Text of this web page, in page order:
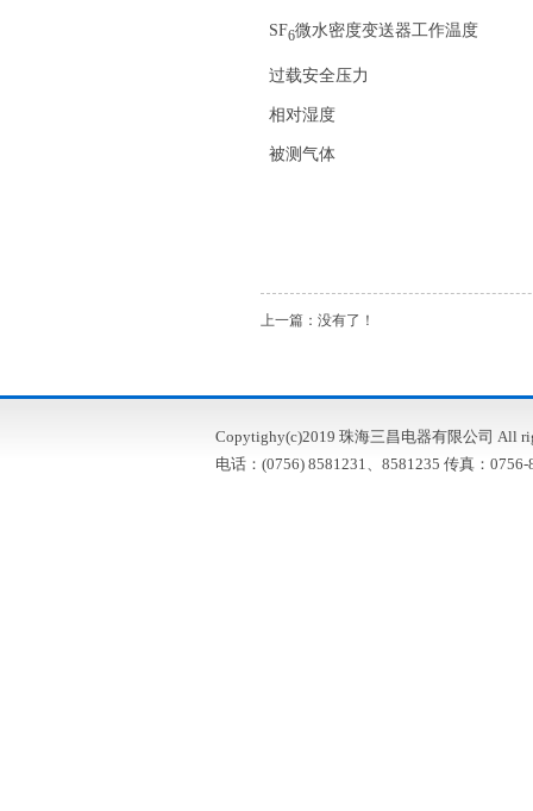
SF6微水密度变送器工作温度
过载安全压力
相对湿度
被测气体
上一篇：没有了！
Copytighy(c)2019 珠海三昌电器有限公司 All
电话：(0756) 8581231、8581235 传真：